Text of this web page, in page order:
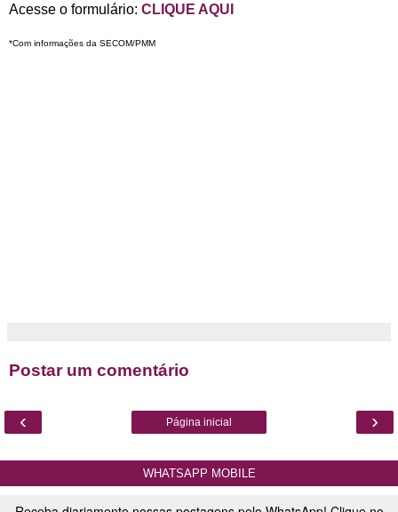
Acesse o formulário: CLIQUE AQUI
*Com informações da SECOM/PMM
Postar um comentário
‹ ›
Página inicial
WHATSAPP MOBILE